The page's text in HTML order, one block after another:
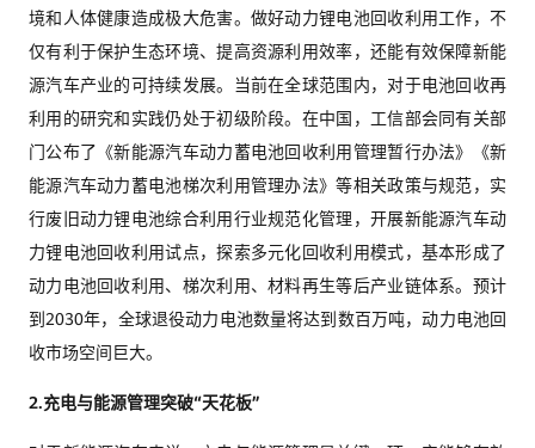
境和人体健康造成极大危害。做好动力锂电池回收利用工作，不
仅有利于保护生态环境、提高资源利用效率，还能有效保障新能
源汽车产业的可持续发展。当前在全球范围内，对于电池回收再
利用的研究和实践仍处于初级阶段。在中国，工信部会同有关部
门公布了《新能源汽车动力蓄电池回收利用管理暂行办法》《新
能源汽车动力蓄电池梯次利用管理办法》等相关政策与规范，实
行废旧动力锂电池综合利用行业规范化管理，开展新能源汽车动
力锂电池回收利用试点，探索多元化回收利用模式，基本形成了
动力电池回收利用、梯次利用、材料再生等后产业链体系。预计
到2030年，全球退役动力电池数量将达到数百万吨，动力电池回
收市场空间巨大。
2.充电与能源管理突破“天花板”